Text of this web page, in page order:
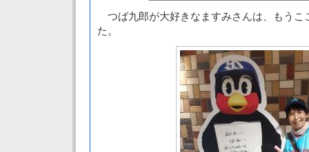
つば九郎が大好きなますみさんは、もうこ
た。